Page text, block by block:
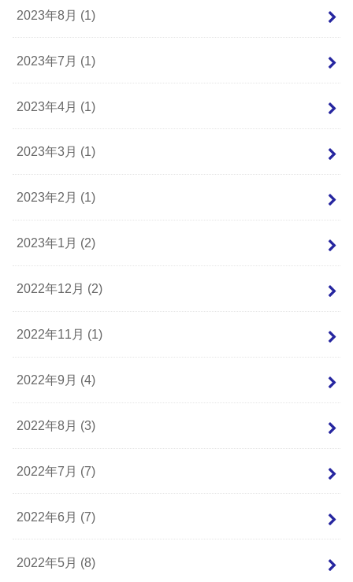
2023年8月 (1)
2023年7月 (1)
2023年4月 (1)
2023年3月 (1)
2023年2月 (1)
2023年1月 (2)
2022年12月 (2)
2022年11月 (1)
2022年9月 (4)
2022年8月 (3)
2022年7月 (7)
2022年6月 (7)
2022年5月 (8)